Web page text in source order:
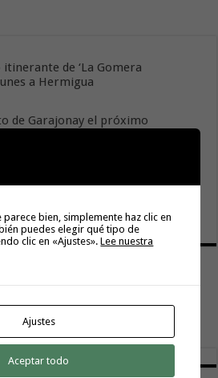
de ‘La Gomera
a Hermigua
de Garajonay el próximo
2026
parece bien, simplemente haz clic en
puedes elegir qué tipo de
clic en «Ajustes».Lee nuestra
Ajustes
Aceptar todo